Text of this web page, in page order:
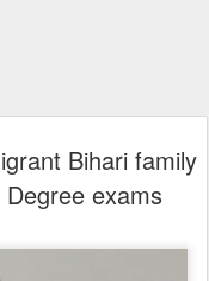
Bihari family
exams